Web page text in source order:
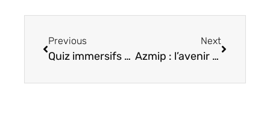
Previous
Quiz immersifs et interactifs : transformez votre connaissance avec JetPunk
Next
Azmip : l’avenir du streaming gratuit en 2025 et ses surprises inattendues